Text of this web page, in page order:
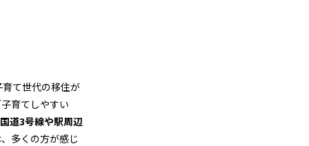
て世代の移住が
育てしやすい
国道3号線や駅周辺
多くの方が感じ